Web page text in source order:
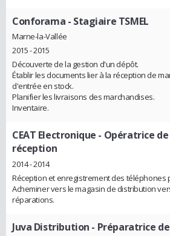
Conforama - Stagiaire TSMEL
Marne-la-Vallée
2015 - 2015
Découverte de la gestion d'un dépôt.
Établir les documents lier à la réception de
d'entrée en stock.
Planifier les livraisons des marchandises.
Inventaire.
CEAT Electronique - Opératrice
réception
2014 - 2014
Réception et enregistrement des téléphones
Acheminer vers le magasin de distribution
réparations.
Juva Distribution - Préparatrice